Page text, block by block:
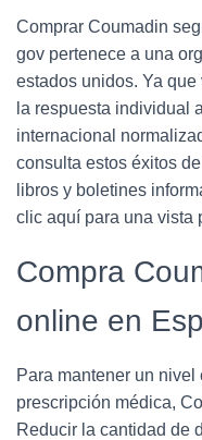
Comprar Coumadin
gov pertenece a una
estados unidos. Ya
la respuesta individual
internacional
consulta estos éxitos
libros y boletines
clic aquí para una vista
Compra
online en
Para mantener un
prescripción médica,
Reducir la cantidad de